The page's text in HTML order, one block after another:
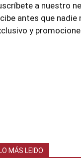
a nuestro
antes que
y
LO MÁS LEIDO